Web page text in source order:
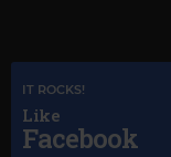
IT ROCKS!
Like
Facebook